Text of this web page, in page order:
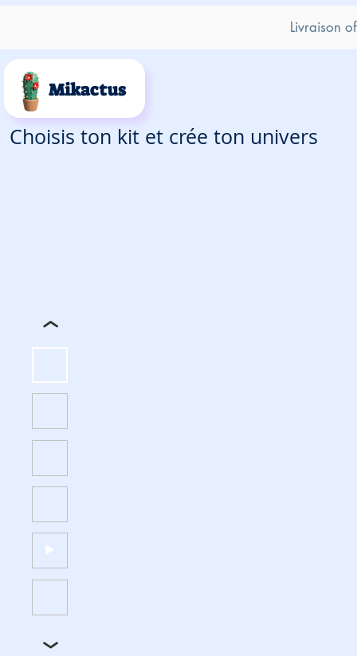
Livraison
Mikactus
Choisis ton kit et crée ton univers